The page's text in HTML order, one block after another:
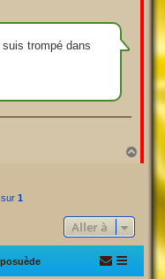
trompé dans
a
sur 1
Aller à